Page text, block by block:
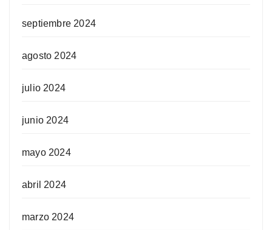
septiembre 2024
agosto 2024
julio 2024
junio 2024
mayo 2024
abril 2024
marzo 2024